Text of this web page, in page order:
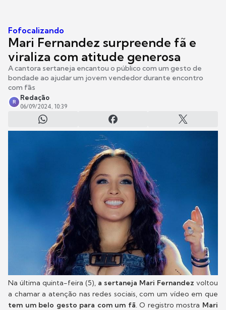
Fofocalizando
Mari Fernandez surpreende fã e
viraliza com atitude generosa
A cantora sertaneja encantou o público com um gesto de
bondade ao ajudar um jovem vendedor durante encontro
com fãs
R
Redação
06/09/2024, 10:39
Na última quinta-feira (5), a sertaneja Mari Fernandez voltou
a chamar a atenção nas redes sociais, com um vídeo em que
tem um belo gesto para com um fã. O registro mostra Mari